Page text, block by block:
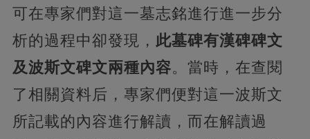
可在專家們對這一墓志銘進行進一步分
析的過程中卻發現， 此墓碑有漢碑碑文
及波斯文碑文兩種內容。當時，在查閱
了相關資料后，專家們便對這一波斯文
所記載的內容進行解讀，而在解讀過